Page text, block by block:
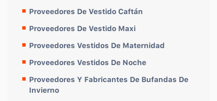
Proveedores De Vestido Caftán
Proveedores De Vestido Maxi
Proveedores Vestidos De Maternidad
Proveedores Vestidos De Noche
Proveedores Y Fabricantes De Bufandas De
Invierno